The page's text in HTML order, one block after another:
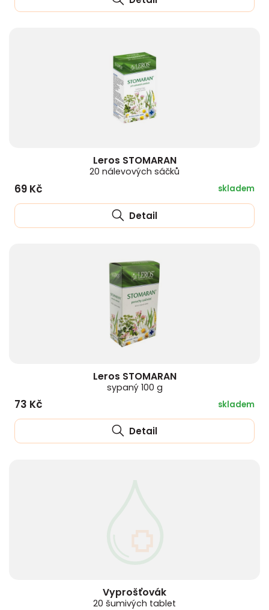
Leros STOMARAN
20 nálevových sáčků
69 Kč skladem
Detail
Leros STOMARAN
sypaný 100 g
73 Kč skladem
Detail
Vyprošťovák
20 šumivých tablet